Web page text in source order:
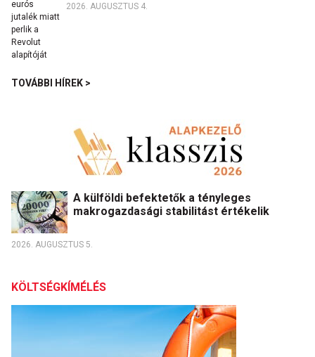
2026. AUGUSZTUS 4.
TOVÁBBI HÍREK >
A külföldi befektetők a tényleges
makrogazdasági stabilitást értékelik
2026. AUGUSZTUS 5.
KÖLTSÉGKÍMÉLÉS